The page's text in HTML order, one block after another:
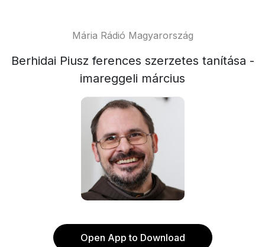
Mária Rádió Magyarország
Berhidai Piusz ferences szerzetes tanítása -
imareggeli március
Open App to Download